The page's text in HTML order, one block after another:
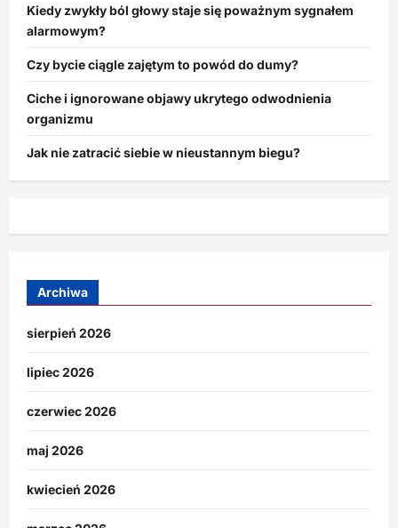
Kiedy zwykły ból głowy staje się poważnym sygnałem
alarmowym?
Czy bycie ciągle zajętym to powód do dumy?
Ciche i ignorowane objawy ukrytego odwodnienia
organizmu
Jak nie zatracić siebie w nieustannym biegu?
Archiwa
sierpień 2026
lipiec 2026
czerwiec 2026
maj 2026
kwiecień 2026